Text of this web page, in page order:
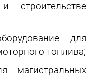
строительстве
для
топлива;
магистральных